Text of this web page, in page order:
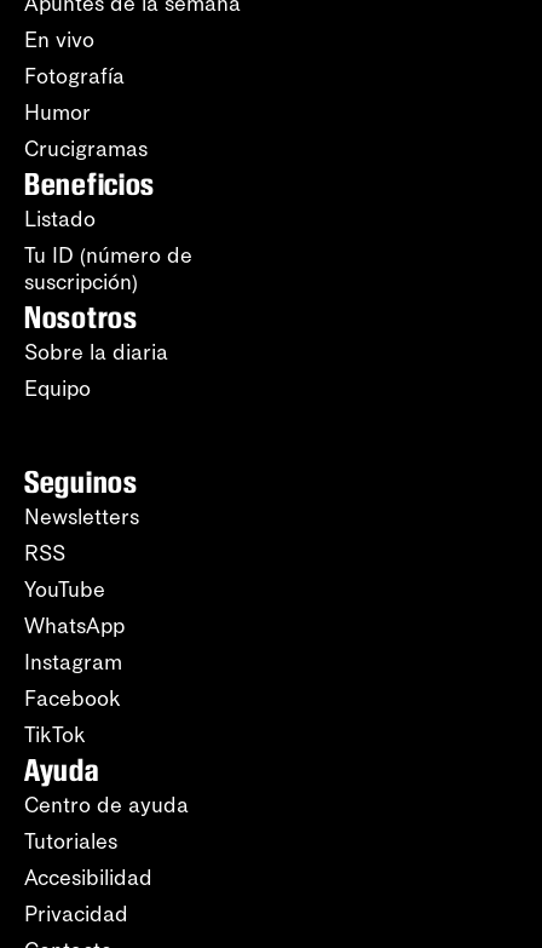
En vivo
Fotografía
Humor
Crucigramas
Beneficios
Listado
Tu ID (número de
suscripción)
Nosotros
Sobre la diaria
Equipo
Seguinos
Newsletters
RSS
YouTube
WhatsApp
Instagram
Facebook
TikTok
Ayuda
Centro de ayuda
Tutoriales
Accesibilidad
Privacidad